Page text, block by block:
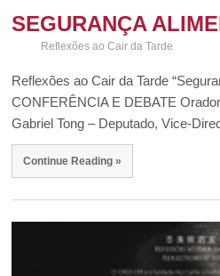
SEGURANÇA
Reflexões ao Cair da Tarde
Reflexões ao Cair da Tarde
CONFERÊNCIA E DEBATE
Gabriel Tong – Deputado, Vice-
Continue Reading »